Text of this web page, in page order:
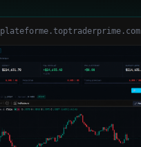
plateforme.toptraderprime.com